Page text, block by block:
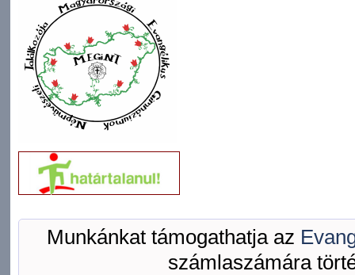
Munkánkat támogathatja az
számlaszámára